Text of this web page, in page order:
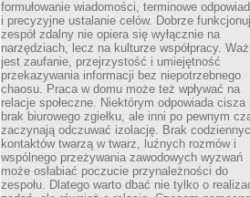
formułowanie wiadomości, terminowe
i precyzyjne ustalanie celów. Dobrze
zespół zdalny nie opiera się wyłącznie na
narzędziach, lecz na kulturze współpracy.
jest zaufanie, przejrzystość i umiejętność
przekazywania informacji bez niepotrzebnego
chaosu. Praca w domu może też wpływać na
relacje społeczne. Niektórym odpowiada cisza i
brak biurowego zgiełku, ale inni po pewnym
zaczynają odczuwać izolację. Brak
kontaktów twarzą w twarz, luźnych rozmów i
wspólnego przeżywania zawodowych wyzwań
może osłabiać poczucie przynależności do
zespołu. Dlatego warto dbać nie tylko o